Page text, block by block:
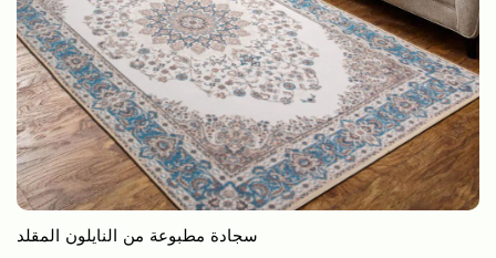
سجادة مطبوعة من النايلون المقلد